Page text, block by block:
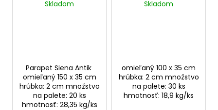
150x35x2 cm
Skladom
Parapet Siena Antik
omieľaný 150 x 35 cm
hrúbka: 2 cm množstvo
na palete: 20 ks
hmotnosť: 28,35 kg/ks
100x35x2 cm
Skladom
omieľaný 100 x 35 cm
hrúbka: 2 cm množstvo
na palete: 30 ks
hmotnosť: 18,9 kg/ks